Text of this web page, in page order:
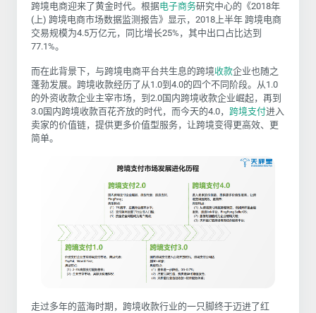
跨境电商迎来了黄金时代。根据电子商务研究中心的《2018年
(上) 跨境电商市场数据监测报告》显示，2018上半年 跨境电商
交易规模为4.5万亿元，同比增长25%，其中出口占比达到
77.1%。
而在此背景下，与跨境电商平台共生息的跨境收款企业也随之
蓬勃发展。跨境收款经历了从1.0到4.0的四个不同阶段。从1.0
的外资收款企业主宰市场，到2.0国内跨境收款企业崛起，再到
3.0国内跨境收款百花齐放的时代，而今天的4.0， 跨境支付进入
卖家的价值链，提供更多价值型服务，让跨境变得更高效、更
简单。
走过多年的蓝海时期，跨境收款行业的一只脚终于迈进了红